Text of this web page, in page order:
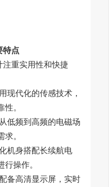
特点
重实用性和快捷
现代化的传感技术，
。
低频到高频的电磁场
。
机身搭配长续航电
操作。
备高清显示屏，实时